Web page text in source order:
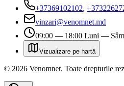
+37369102102,
vinzari@venomnet.md
09:00 — 18:00 Luni —
Vizualizare pe hartă
© 2026 Venomnet. Toate drepturile